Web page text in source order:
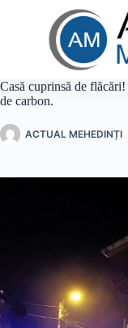
Casă cuprinsă de
de carbon.
ACTUAL MEHEDINȚI